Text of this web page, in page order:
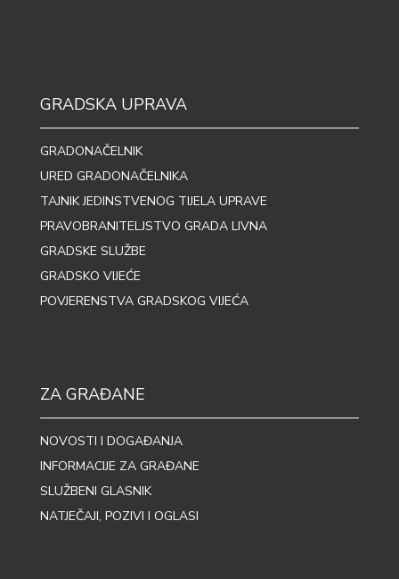
GRADSKA UPRAVA
GRADONAČELNIK
URED GRADONAČELNIKA
TAJNIK JEDINSTVENOG TIJELA UPRAVE
PRAVOBRANITELJSTVO GRADA LIVNA
GRADSKE SLUŽBE
GRADSKO VIJEĆE
POVJERENSTVA GRADSKOG VIJEĆA
ZA GRAĐANE
NOVOSTI I DOGAĐANJA
INFORMACIJE ZA GRAĐANE
SLUŽBENI GLASNIK
NATJEČAJI, POZIVI I OGLASI